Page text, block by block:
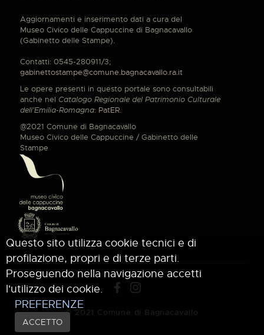
Aggiornamenti e inserimento dati a cura del
Museo Civico delle Cappuccine di Bagnacavallo
(Gabinetto delle Stampe).
Contatti: 0545-280911/3;
gabinettostampe@comune.bagnacavallo.ra.it
Le opere presenti in questo portale sono consultabili
anche nel Catalogo Regionale del Patrimonio Culturale
dell'Emilia-Romagna: PatER.
@2021 Comune di Bagnacavallo
Museo Civico delle Cappuccine / Gabinetto delle
Stampe
© 2021 Comune di Bagnacavallo
Questo sito utilizza cookie tecnici e di
profilazione, propri e di terze parti.
Proseguendo nella navigazione accetti
l'utilizzo dei cookie.
PREFERENZE
ACCETTO